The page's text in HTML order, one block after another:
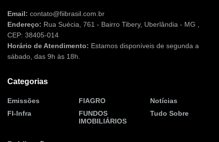
Email: contato@fiibrasil.com.br
Endereço: Rua Suécia, 761 - Bairro Tibery, Uberlândia - MG ,
CEP: 38405-014
Horário de Atendimento: Estamos disponíveis de segunda a
sábado, das 9h às 18h.
Categorias
Emissões
FI-Infra
FIAGRO
FUNDOS
IMOBILIÁRIOS
Notícias
Tudo Sobre